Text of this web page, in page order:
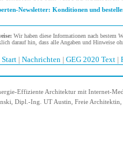
Newsletter: Konditionen und
Wir haben diese Informationen nach bestem
darauf hin, dass alle Angaben und Hinweise
Start | Nachrichten | GEG 2020 Text |
Effiziente Architektur mit Internet-
Dipl.-Ing. UT Austin, Freie Architektin,